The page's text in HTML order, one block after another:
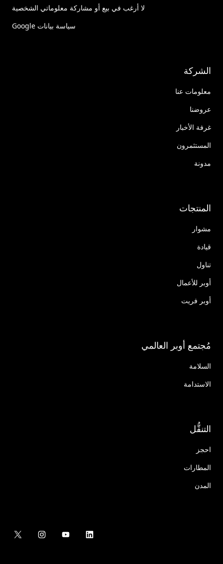
لا أرغب في بيع أو مشاركة معلوماتي الشخصية
سياسة بيانات Google
الشركة
معلومات عنا
عروضنا
غرفة الأخبار
المستثمرون
مدونة
المنتجات
مشوار
قيادة
تناول
أوبر للأعمال
أوبر فريت
مُجتمع أوبر العالمي
السلامة
الاستدامة
التنقُّل
احجز
المطارات
المدن